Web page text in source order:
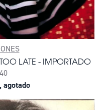
LATE - IMPORTADO
agotado